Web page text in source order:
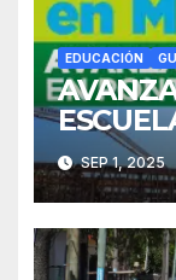
EDUCACIÓN
SEP 1, 2025